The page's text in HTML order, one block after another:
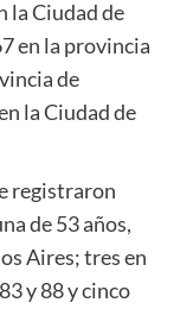
la Ciudad de
en la provincia
de
la Ciudad de
registraron
de 53 años,
Aires; tres en
y 88 y cinco